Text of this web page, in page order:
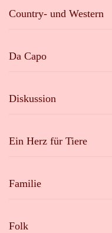
Country- und Western
Da Capo
Diskussion
Ein Herz für Tiere
Familie
Folk